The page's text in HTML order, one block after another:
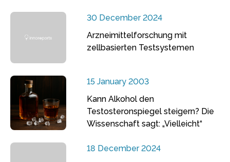
30 December 2024
Arzneimittelforschung mit
zellbasierten Testsystemen
15 January 2003
Kann Alkohol den
Testosteronspiegel steigern? Die
Wissenschaft sagt: „Vielleicht“
18 December 2024